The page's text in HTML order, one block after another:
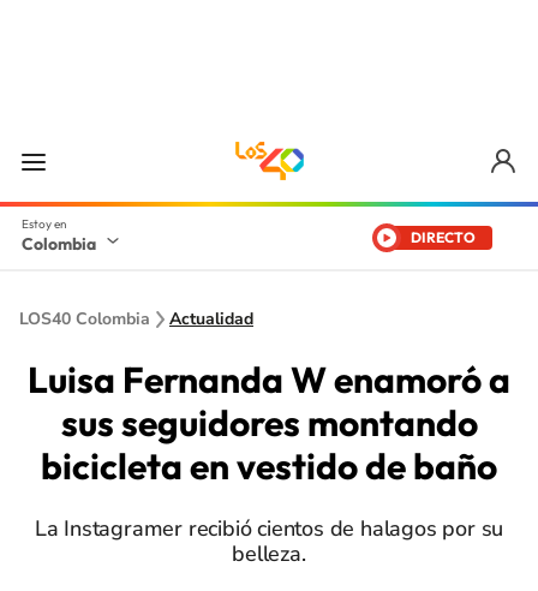
Colombia DIRECTO
LOS40 Colombia Actualidad
Luisa Fernanda W enamoró a
sus seguidores montando
bicicleta en vestido de baño
La Instagramer recibió cientos de halagos por su
belleza.